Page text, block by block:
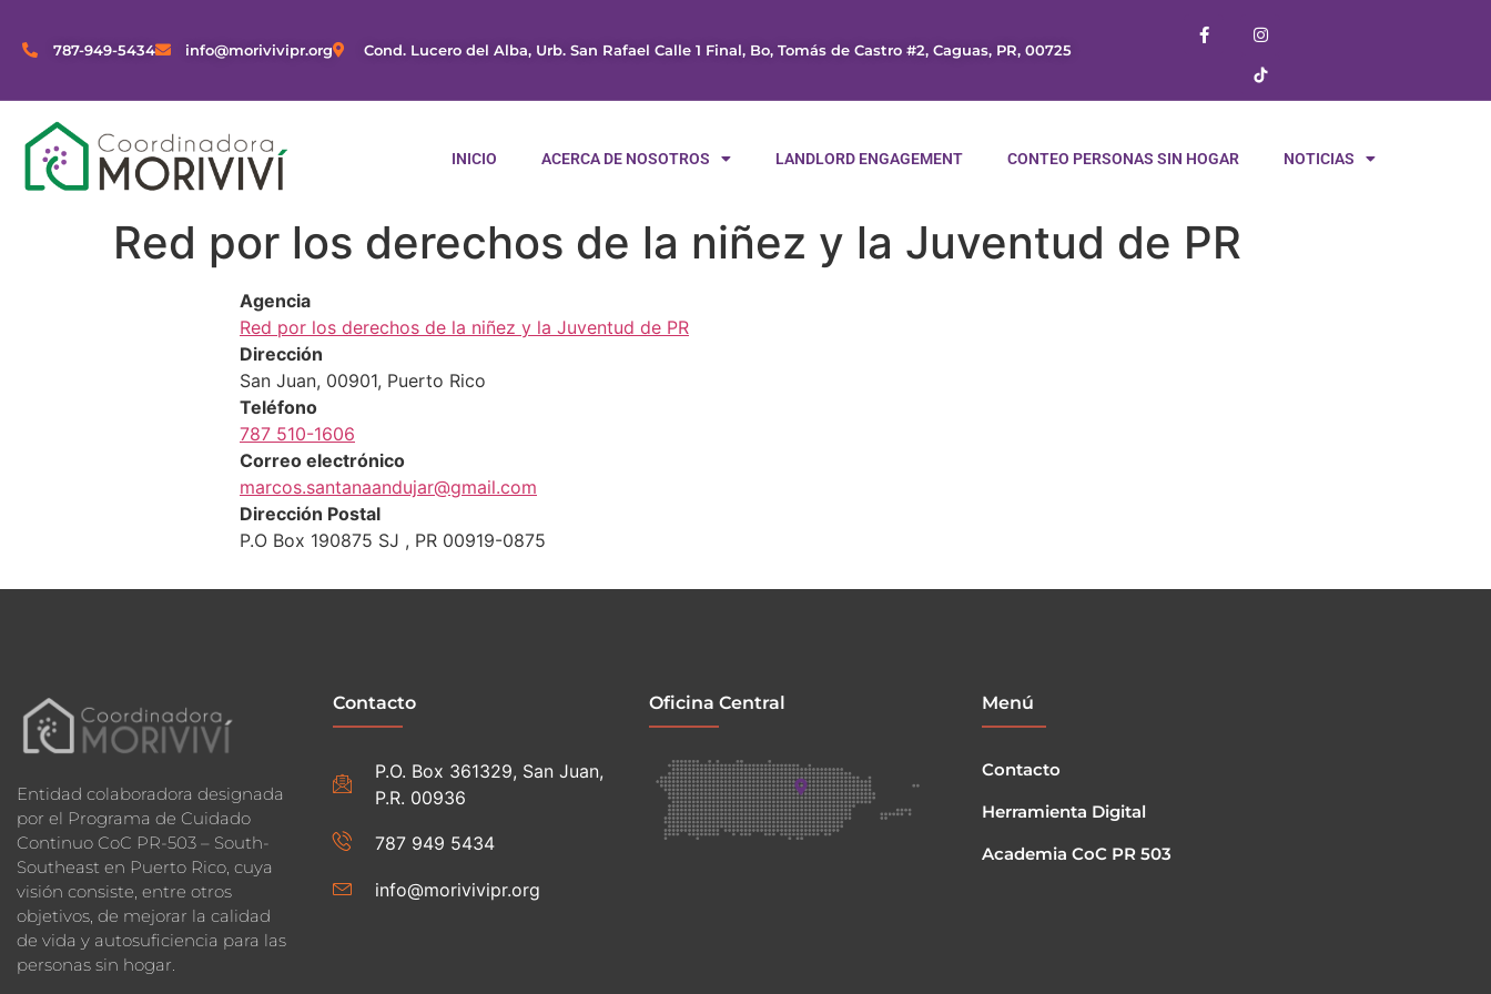
787-949-5434 info@morivivipr.org Cond. Lucero del Alba, Urb. San Rafael Calle 1 Final, Bo, Tomás de Castro #2, Caguas, PR, 00725
INICIO ACERCA DE NOSOTROS LANDLORD ENGAGEMENT CONTEO PERSONAS SIN HOGAR NOTICIAS
Red por los derechos de la niñez y la Juventud de PR
Agencia
Red por los derechos de la niñez y la Juventud de PR
Dirección
San Juan, 00901, Puerto Rico
Teléfono
787 510-1606
Correo electrónico
marcos.santanaandujar@gmail.com
Dirección Postal
P.O Box 190875 SJ , PR 00919-0875
Entidad colaboradora designada
por el Programa de Cuidado
Continuo CoC PR-503 – South-
Southeast en Puerto Rico, cuya
visión consiste, entre otros
objetivos, de mejorar la calidad
de vida y autosuficiencia para las
personas sin hogar.
Contacto
P.O. Box 361329, San Juan,
P.R. 00936
787 949 5434
info@morivivipr.org
Oficina Central Menú
Contacto
Herramienta Digital
Academia CoC PR 503